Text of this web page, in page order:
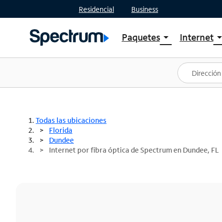
Residencial Business
Paquetesarrow_drop_down
Ver paquetes
Spectrum One
Mejores ofertas
Internetarrow_drop_down
Planes
Todas las ubicaciones
Florida
Dundee
Internet por fibra óptica de Spectrum en Dundee, FL